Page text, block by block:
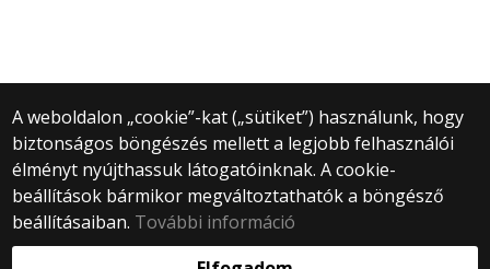
A weboldalon „cookie”-kat („sütiket”) használunk, hogy
biztonságos böngészés mellett a legjobb felhasználói
élményt nyújthassuk látogatóinknak. A cookie-
beállítások bármikor megváltoztathatók a böngésző
beállításaiban. További információ
© 2025 Eötvös Loránd Tudományegyetem
Minden jog fenntartva.
1053 Budapest, Egyetem tér 1–3.
Központi telefonszám: +36 1 411 6500
Webfejlesztés: